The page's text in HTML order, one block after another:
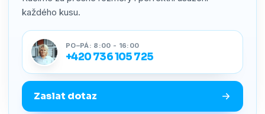
každého kusu.
PO–PÁ: 8:00 - 16:00
+420 736 105 725
Zaslat dotaz